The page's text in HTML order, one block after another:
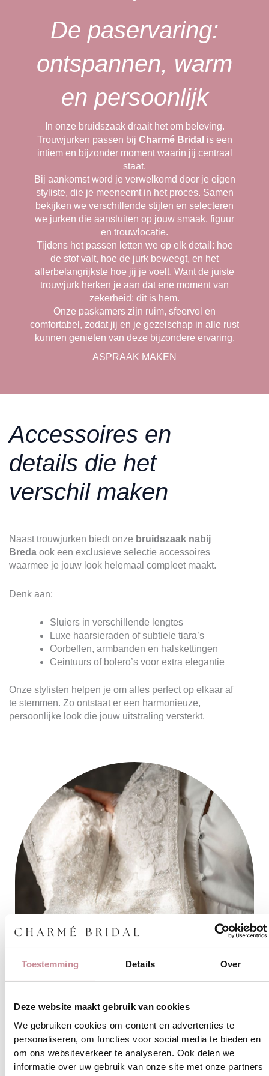
Toestemming Details Over
Deze website maakt gebruik van cookies
We gebruiken cookies om content en advertenties te
personaliseren, om functies voor social media te bieden en
om ons websiteverkeer te analyseren. Ook delen we
informatie over uw gebruik van onze site met onze partners
De paservaring:
ontspannen, warm
en persoonlijk
In onze bruidszaak draait het om beleving.
Trouwjurken passen bij Charmé Bridal is een
intiem en bijzonder moment waarin jij centraal
staat.
Bij aankomst word je verwelkomd door je eigen
styliste, die je meeneemt in het proces. Samen
bekijken we verschillende stijlen en selecteren
we jurken die aansluiten op jouw smaak, figuur
en trouwlocatie.
Tijdens het passen letten we op elk detail: hoe
de stof valt, hoe de jurk beweegt, en het
allerbelangrijkste hoe jij je voelt. Want de juiste
trouwjurk herken je aan dat ene moment van
zekerheid: dit is hem.
Onze paskamers zijn ruim, sfeervol en
comfortabel, zodat jij en je gezelschap in alle rust
kunnen genieten van deze bijzondere ervaring.
ASPRAAK MAKEN
Accessoires en
details die het
verschil maken
Naast trouwjurken biedt onze bruidszaak nabij
Bredaook een exclusieve selectie accessoires
waarmee je jouw look helemaal compleet maakt.
Denk aan:
Sluiers in verschillende lengtes
Luxe haarsieraden of subtiele tiara’s
Oorbellen, armbanden en halskettingen
Ceintuurs of bolero’s voor extra elegantie
Onze stylisten helpen je om alles perfect op elkaar af
te stemmen. Zo ontstaat er een harmonieuze,
persoonlijke look die jouw uitstraling versterkt.